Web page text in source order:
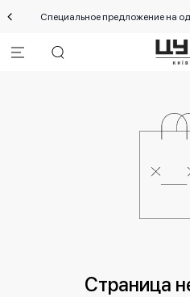
Специальное предложение на
Страница